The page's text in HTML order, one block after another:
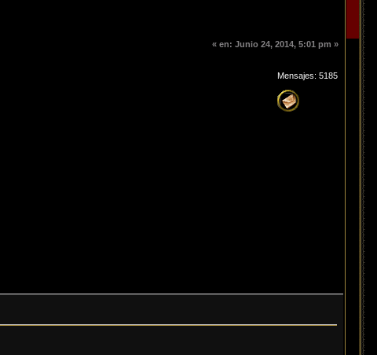
« en: Junio 24, 2014, 5:01 pm »
Mensajes: 5185